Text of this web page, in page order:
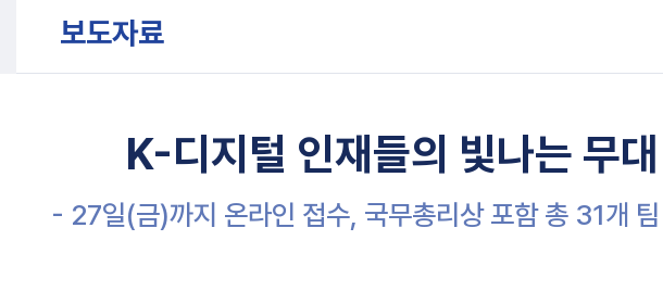
보도자료
K-디지털 인재들의 빛나는 무
- 27일(금)까지 온라인 접수, 국무총리상 포함 총 31개